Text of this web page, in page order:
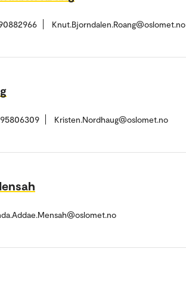
Knut.Bjorndalen.Roang@oslomet.no
Kristen.Nordhaug@oslomet.no